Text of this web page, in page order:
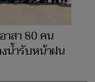
าสา 80 คน
งน้ำรับหน้าฝน